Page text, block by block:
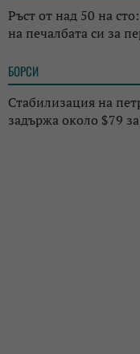
Ръст от над 50 на
на печалбата си за
БОРСИ
Стабилизация на
задържа около $79